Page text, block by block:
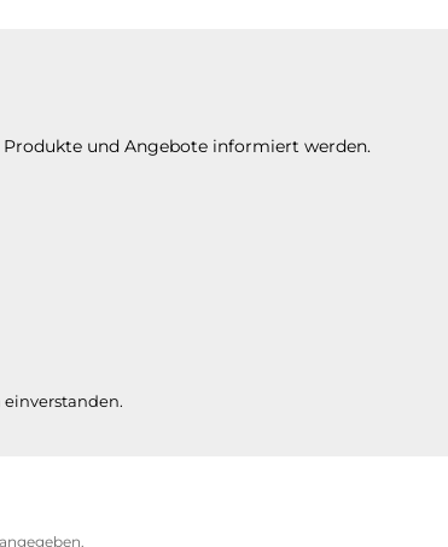
Produkte und Angebote informiert werden.